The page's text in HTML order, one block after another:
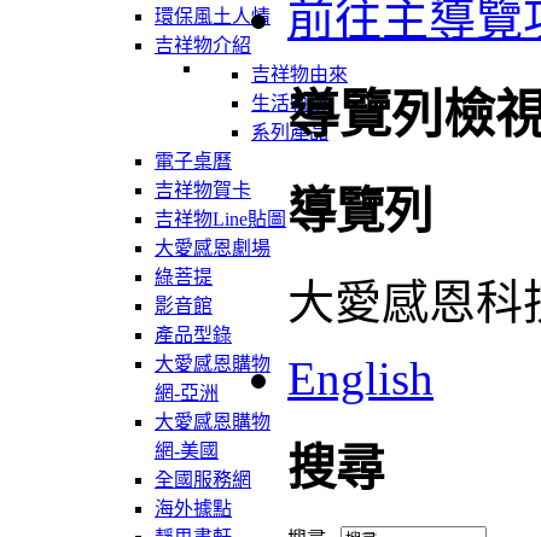
環保風土人情
吉祥物介紹
吉祥物由來
生活軌跡
系列產品
電子桌曆
吉祥物賀卡
吉祥物Line貼圖
大愛感恩劇場
綠菩提
影音館
產品型錄
大愛感恩購物
網-亞洲
大愛感恩購物
網-美國
全國服務網
海外據點
前往主導覽
導覽列檢
導覽列
大愛感恩科
English
搜尋